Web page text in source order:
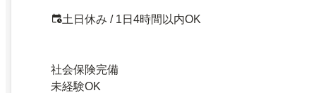
土日休み / 1日4時間以内OK
社会保険完備
未経験OK